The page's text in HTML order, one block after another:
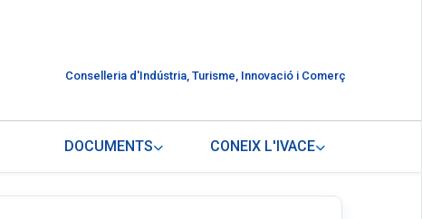
Conselleria d'Indústria, Turisme, Innovació i Comerç
DOCUMENTS CONEIX L'IVACE